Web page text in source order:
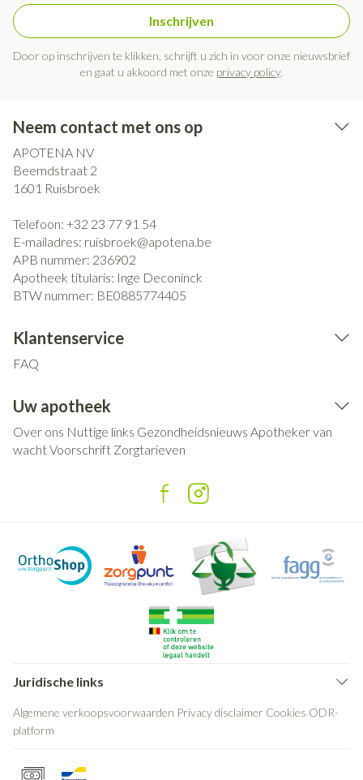
Inschrijven
Door op inschrijven te klikken, schrijft u zich in voor onze nieuwsbrief
en gaat u akkoord met onze privacy policy.
Neem contact met ons op
APOTENA NV
Beemdstraat 2
1601 Ruisbroek
Telefoon: +32 23 77 91 54
E-mailadres: ruisbroek@apotena.be
APB nummer: 236902
Apotheek titularis: Inge Deconinck
BTW nummer: BE0885774405
Klantenservice
FAQ
Uw apotheek
Over ons Nuttige links Gezondheidsnieuws Apotheker van
wachtVoorschrift Zorgtarieven
Juridische links
Algemene verkoopsvoorwaarden Privacy disclaimer Cookies ODR-
platform